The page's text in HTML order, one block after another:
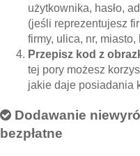
użytkownika, hasło,
(jeśli reprezentujesz
firmy, ulica, nr,
Przepisz kod z
tej pory możesz
jakie daje posiadania
Dodawanie
bezpłatne